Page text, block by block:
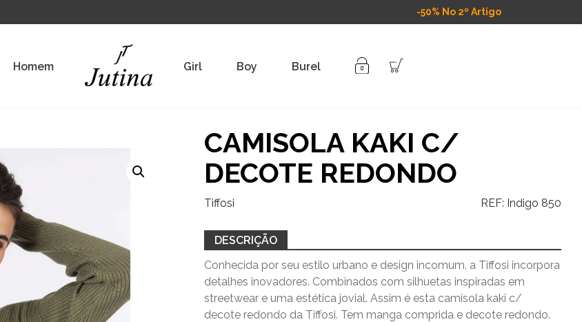
-50% No 2º Artigo
Homem Girl Boy Burel
CAMISOLA KAKI C/
DECOTE REDONDO
Tiffosi REF: Indigo 850
DESCRIÇÃO
Conhecida por seu estilo urbano e design incomum, a Tiffosi incorpora
detalhes inovadores. Combinados com silhuetas inspiradas em
streetwear e uma estética jovial. Assim é esta camisola kaki c/
decote redondo da Tiffosi. Tem manga comprida e decote redondo.